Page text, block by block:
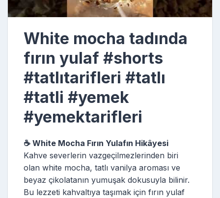
White mocha tadında
fırın yulaf #shorts
#tatlıtarifleri #tatlı
#tatli #yemek
#yemektarifleri
☕ White Mocha Fırın Yulafın Hikâyesi
Kahve severlerin vazgeçilmezlerinden biri
olan white mocha, tatlı vanilya aroması ve
beyaz çikolatanın yumuşak dokusuyla bilinir.
Bu lezzeti kahvaltıya taşımak için fırın yulaf